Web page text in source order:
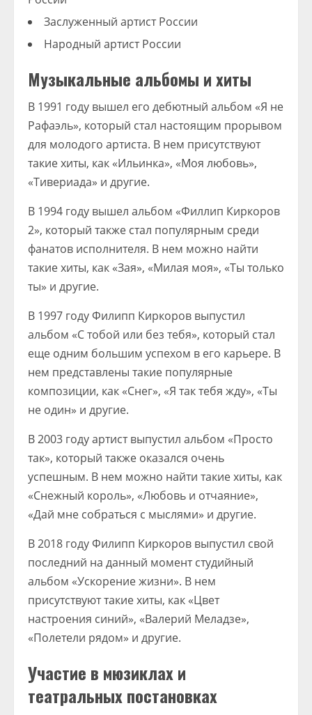
Заслуженный артист России
Народный артист России
Музыкальные альбомы и хиты
В 1991 году вышел его дебютный альбом «Я не
Рафаэль», который стал настоящим прорывом
для молодого артиста. В нем присутствуют
такие хиты, как «Ильинка», «Моя любовь»,
«Тивериада» и другие.
В 1994 году вышел альбом «Филлип Киркоров
2», который также стал популярным среди
фанатов исполнителя. В нем можно найти
такие хиты, как «Зая», «Милая моя», «Ты только
ты» и другие.
В 1997 году Филипп Киркоров выпустил
альбом «С тобой или без тебя», который стал
еще одним большим успехом в его карьере. В
нем представлены такие популярные
композиции, как «Снег», «Я так тебя жду», «Ты
не один» и другие.
В 2003 году артист выпустил альбом «Просто
так», который также оказался очень
успешным. В нем можно найти такие хиты, как
«Снежный король», «Любовь и отчаяние»,
«Дай мне собраться с мыслями» и другие.
В 2018 году Филипп Киркоров выпустил свой
последний на данный момент студийный
альбом «Ускорение жизни». В нем
присутствуют такие хиты, как «Цвет
настроения синий», «Валерий Меладзе»,
«Полетели рядом» и другие.
Участие в мюзиклах и
театральных постановках